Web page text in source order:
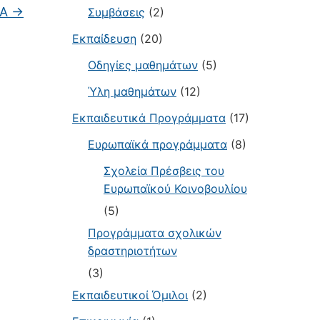
→ Συμβάσεις (2)
Εκπαίδευση (20)
Οδηγίες μαθημάτων (5)
Ύλη μαθημάτων (12)
Εκπαιδευτικά Προγράμματα (17)
Ευρωπαϊκά προγράμματα (8)
Σχολεία Πρέσβεις του
Ευρωπαϊκού Κοινοβουλίου
(5)
Προγράμματα σχολικών
δραστηριοτήτων
(3)
Εκπαιδευτικοί Όμιλοι(2)